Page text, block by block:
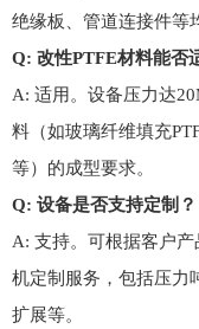
绝缘板、管道连接件等
Q: 改性PTFE材料能否
A: 适用。设备压力达
料（如玻璃纤维填充
等）的成型要求。
Q: 设备是否支持定制？
A: 支持。可根据客户
机定制服务，包括压力
扩展等。